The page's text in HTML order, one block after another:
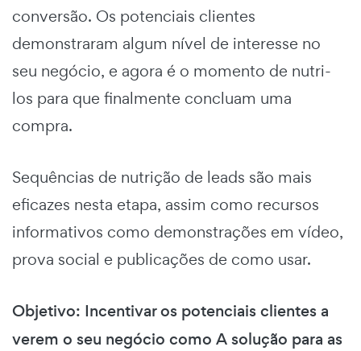
conversão. Os potenciais clientes
demonstraram algum nível de interesse no
seu negócio, e agora é o momento de nutri-
los para que finalmente concluam uma
compra.
Sequências de nutrição de leads são mais
eficazes nesta etapa, assim como recursos
informativos como demonstrações em vídeo,
prova social e publicações de como usar.
Objetivo: Incentivar os potenciais clientes a
verem o seu negócio como A solução para as